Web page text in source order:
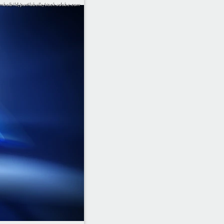
pattilabelle/stock.adobe.com